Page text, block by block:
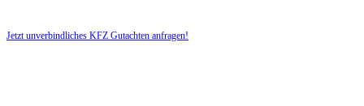
Jetzt unverbindliches KFZ Gutachten anfragen!